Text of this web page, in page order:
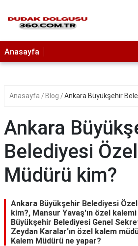
Anasayfa
Anasayfa Blog Ankara Büyükşehir
Ankara
Belediyesi
Müdürü kim?
Ankara Büyükşehir Belediyesi
kim?, Mansur Yavaş'ın özel
Büyükşehir Belediyesi Genel
Zeydan Karalar'ın özel kalem
Kalem Müdürü ne yapar?